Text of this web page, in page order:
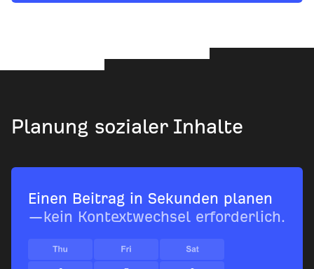
Planung sozialer Inhalte
Einen Beitrag in Sekunden planen
—kein Kontextwechsel erforderlich.